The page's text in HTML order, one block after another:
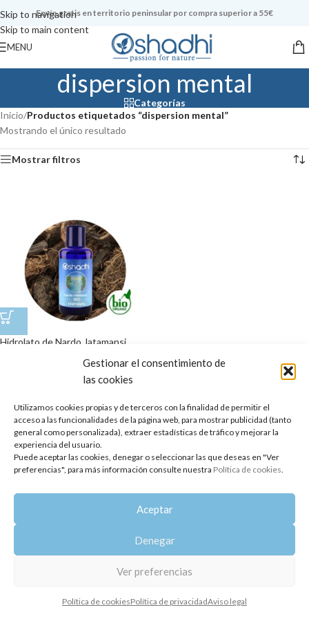
Gestionar el consentimiento de
las cookies
Utilizamos cookies propias y de terceros con la finalidad de permitir el
acceso a las funcionalidades de la página web, para mostrar publicidad (tanto
general como personalizada), extraer estadísticas de tráfico y mejorar la
experiencia del usuario.
Puede aceptar las cookies, denegar o seleccionar las que deseas en "Ver
preferencias", para más información consulte nuestra Política de cookies.
Aceptar
Denegar
Ver preferencias
Política de cookiesPolítica de privacidadAviso legal
Skip to navigation
Skip to main content
Envío gratis en territorio peninsular por compra superior a 55€
MENU
dispersion mental
Categorías
Inicio/Productos etiquetados “dispersion mental”
Mostrando el único resultado
Mostrar filtros
Hidrolato de Nardo Jatamansi
Copyright 2014-2025
Política de privacidad Aviso legal | Política de cookies